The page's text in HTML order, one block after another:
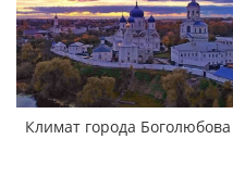
Климат города Боголюбова